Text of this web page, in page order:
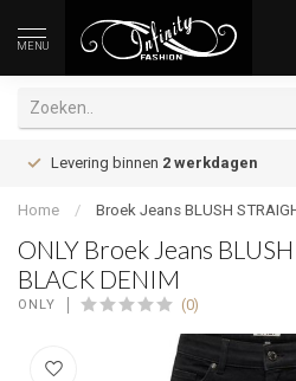
MENU
Levering binnen 2 werkdagen
Home / Broek Jeans BLUSH
ONLY Broek Jeans
BLACK DENIM
ONLY (0)